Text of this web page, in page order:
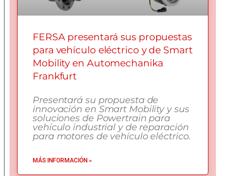
FERSA presentará sus propuestas
para vehículo eléctrico y de Smart
Mobility en Automechanika
Frankfurt
Presentará su propuesta de
innovación en Smart Mobility y sus
soluciones de Powertrain para
vehículo industrial y de reparación
para motores de vehículo eléctrico.
MÁS INFORMACIÓN »